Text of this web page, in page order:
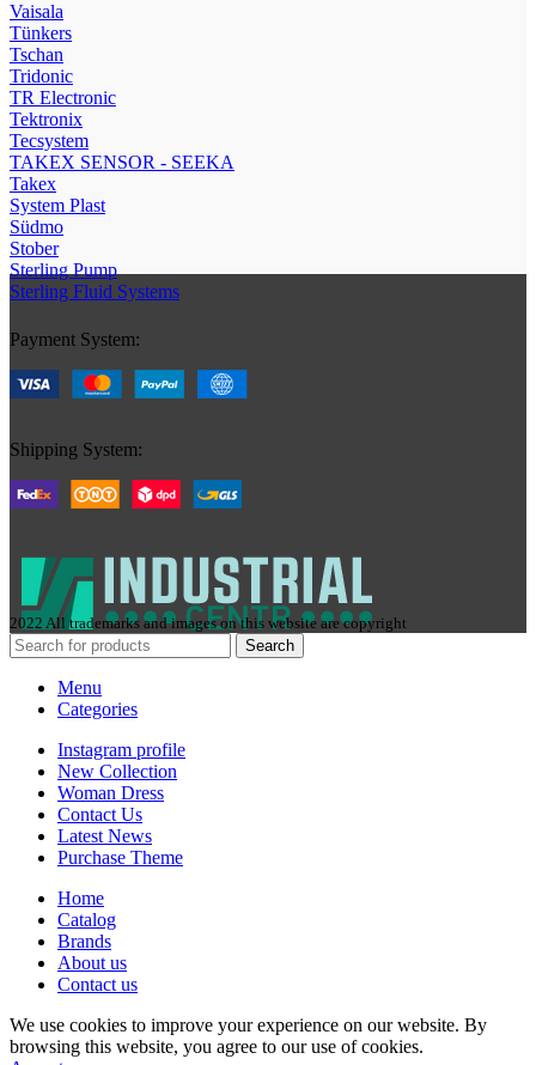
Vaisala
Tünkers
Tschan
Tridonic
TR Electronic
Tektronix
Tecsystem
TAKEX SENSOR - SEEKA
Takex
System Plast
Südmo
Stober
Sterling Pump
Sterling Fluid Systems
Payment System:
Shipping System:
2022 All trademarks and images on this website are copyright
Search
Menu
Categories
Instagram profile
New Collection
Woman Dress
Contact Us
Latest News
Purchase Theme
Home
Сatalog
Brands
About us
Contact us
We use cookies to improve your experience on our website. By
browsing this website, you agree to our use of cookies.